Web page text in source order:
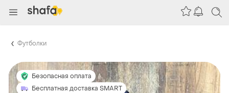
Футболки
Безопасная оплата
Бесплатная доставка SMART